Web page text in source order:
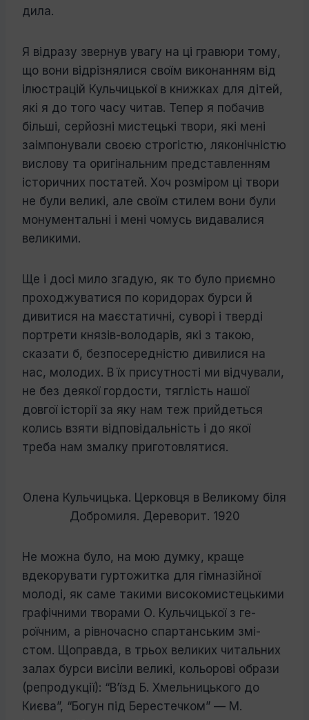
дила.
Я відразу звернув увагу на ці гравюри тому,
що вони відрізнялися своїм виконан­ням від
ілюстрацій Кульчицької в книж­ках для дітей,
які я до того часу читав. Тепер я побачив
більші, серйозні мистецькі твори, які мені
заімпонували своєю стро­гістю, ляконічністю
вислову та оригіналь­ним представленням
історичних постатей. Хоч розміром ці твори
не були великі, але своїм стилем вони були
монументальні і мені чомусь видавалися
великими.
Ще і досі мило згадую, як то було при­ємно
проходжуватися по коридорах бурси й
дивитися на маєстатичні, суворі і тверді
портрети князів-володарів, які з такою,
сказати б, безпосередністю дивилися на
нас, молодих. В їх присутності ми відчу­вали,
не без деякої гордости, тяглість нашої
довгої історії за яку нам теж прийдеться
колись взяти відповідальність і до якої
треба нам змалку приготовлятися.
Олена Кульчицька. Церковця в Великому біля
Добромиля. Дереворит. 1920
Не можна було, на мою думку, краще
вдекорувати гуртожитка для гімназійної
молоді, як саме такими високомистецькими
графічними творами О. Кульчицької з ге­
роїчним, а рівночасно спартанським змі­
стом. Щоправда, в трьох великих читальних
залах бурси висіли великі, кольо­рові образи
(репродукції): “В’їзд Б. Хмель­ницького до
Києва”, “Богун під Берестеч­ком” — М.